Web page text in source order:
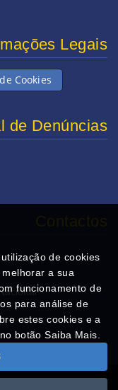
Legais
Cookies
de Denúncias
de cookies
a sua
funcionamento de
para análise de
estes cookies e a
botão Saiba Mais.